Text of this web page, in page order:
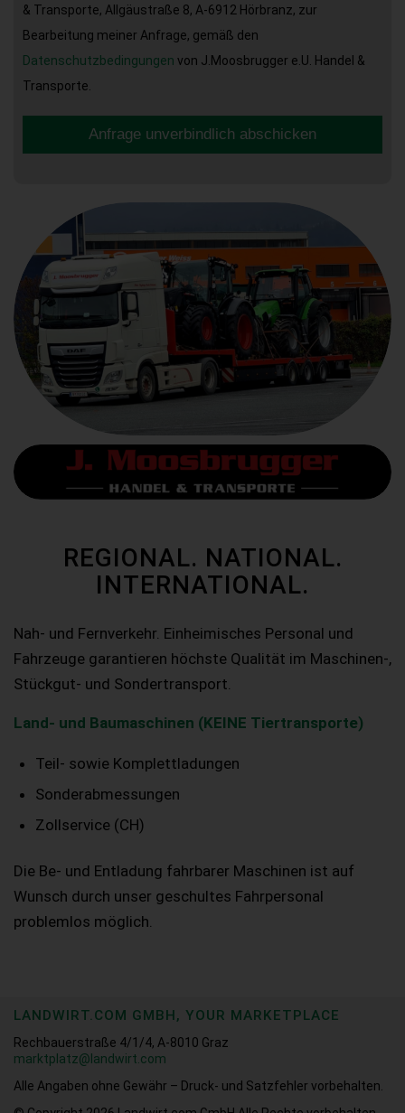
& Transporte, Allgäustraße 8, A-6912 Hörbranz, zur
Bearbeitung meiner Anfrage, gemäß den
Datenschutzbedingungen von J.Moosbrugger e.U. Handel &
Transporte.
Anfrage unverbindlich abschicken
REGIONAL. NATIONAL.
INTERNATIONAL.
Nah- und Fernverkehr. Einheimisches Personal und
Fahrzeuge garantieren höchste Qualität im Maschinen-,
Stückgut- und Sondertransport.
Land- und Baumaschinen (KEINE Tiertransporte)
Teil- sowie Komplettladungen
Sonderabmessungen
Zollservice (CH)
Die Be- und Entladung fahrbarer Maschinen ist auf
Wunsch durch unser geschultes Fahrpersonal
problemlos möglich.
LANDWIRT.COM GMBH, YOUR MARKETPLACE
Rechbauerstraße 4/1/4, A-8010 Graz
marktplatz@landwirt.com
Alle Angaben ohne Gewähr – Druck- und Satzfehler vorbehalten.